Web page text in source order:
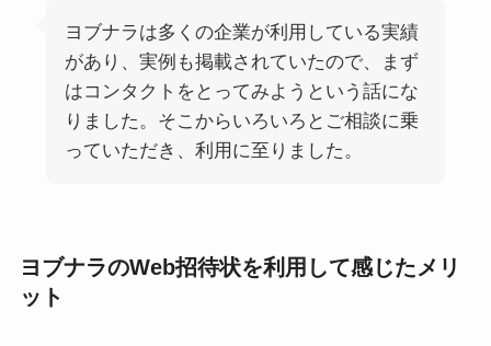
ヨブナラは多くの企業が利用している実績
があり、実例も掲載されていたので、まず
はコンタクトをとってみようという話にな
りました。そこからいろいろとご相談に乗
っていただき、利用に至りました。
ヨブナラのWeb招待状を利用して感じたメリ
ット